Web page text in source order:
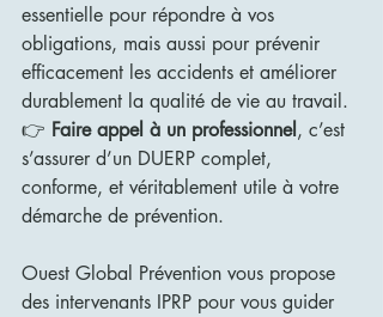
essentielle pour répondre à vos
obligations, mais aussi pour prévenir
efficacement les accidents et améliorer
durablement la qualité de vie au travail.
👉 Faire appel à un professionnel , c’est
s’assurer d’un DUERP complet,
conforme, et véritablement utile à votre
démarche de prévention.
Ouest Global Prévention vous propose
des intervenants IPRP pour vous guider